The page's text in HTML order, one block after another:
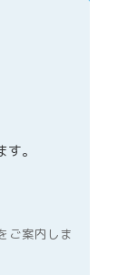
。
ご案内しま